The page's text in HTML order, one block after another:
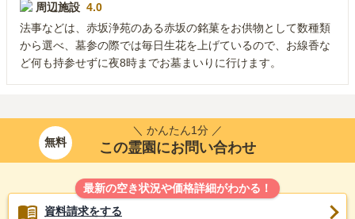
周辺施設 4.0
法事などは、赤坂浄苑のある赤坂の銘菓をお供物として数種類
から選べ、墓参の際では毎日生花を上げているので、お線香な
ど何も持参せずに夜8時までお墓まいりに行けます。
無料
＼ かんたん1分 ／
この霊園にお問い合わせ
最新の空き状況や価格詳細がわかる！
資料請求をする